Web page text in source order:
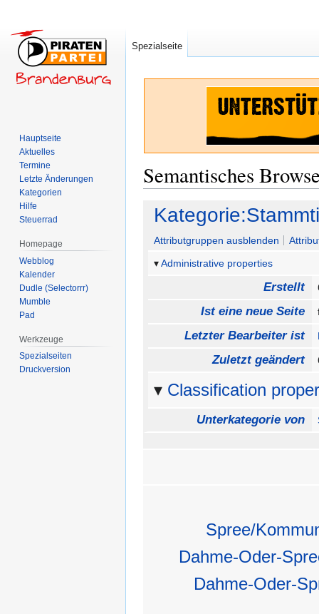
Semantisches
Zur
Navigation
springen
Zur
Suche
springen
Attributgruppen ausblenden
Administrative properties
Erstellt
Ist eine neue Seite
Letzter Bearbeiter ist
Zuletzt geändert
Classification
Unterkategorie von
Spree/
Dahme-Oder-
Dahme-Oder-
Spezialseite
Hauptseite
Aktuelles
Termine
Letzte Änderungen
Kategorien
Hilfe
Steuerrad
Homepage
Webblog
Kalender
Dudle (Selectorrr)
Mumble
Pad
Werkzeuge
Spezialseiten
Druckversion